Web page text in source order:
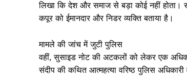
लिखा कि देश और समाज से बड़ा कोई नहीं होता।
कपूर को ईमानदार और निडर व्यक्ति बताया है।
मामले की जांच में जुटी पुलिस
वहीं, सुसाइड नोट की अटकलों को लेकर एक
संदीप की कथित आत्महत्या वरिष्ठ पुलिस